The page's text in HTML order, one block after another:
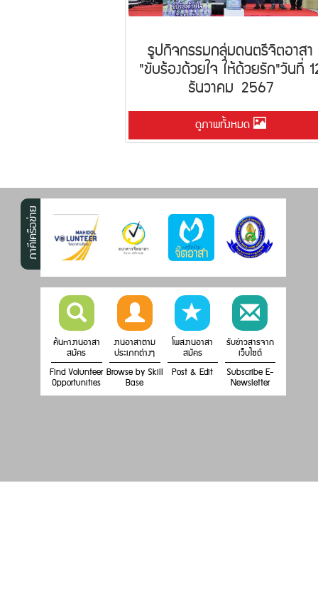
รูปกิจกรรมกลุ่มดนตรีจิตอาสา
"ขับร้องด้วยใจ ให้ด้วยรัก"วันที่
ธันวาคม 2567
ดูภาพทั้งหมด
ภาคีเครือข่าย
ค้นหางานอาสา
สมัคร
Find Volunteer
Opportunities
งานอาสาตาม
ประเภทต่างๆ
Browse by Skill
Base
โพสงานอาสา
สมัคร
Post & Edit
รับข่าวสารจาก
เว็บไซต์
Subscribe E-
Newsletter